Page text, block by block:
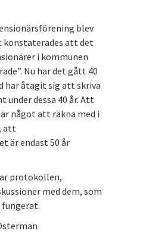
blev
konstaterades att det
i kommunen
Nu har det gått 40
har åtagit sig att skriva
under dessa 40 år. Att
något att räkna med i
att
är endast 50 år
protokollen,
med dem, som
fungerat.
Österman